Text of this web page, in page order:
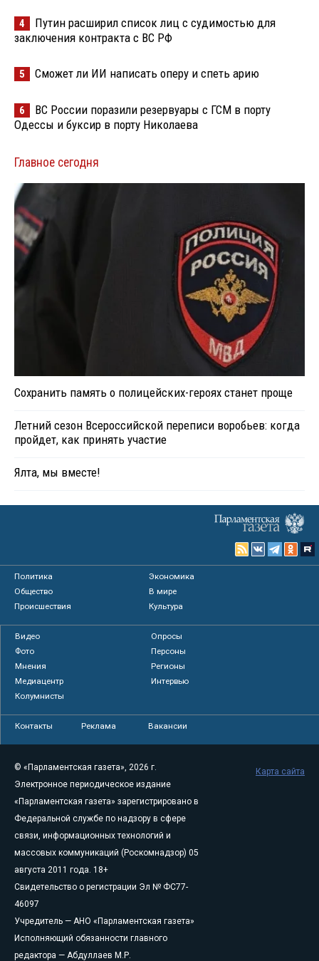
4
Путин расширил список лиц с судимостью для
заключения контракта с ВС РФ
5 Сможет ли ИИ написать оперу и спеть арию
6
ВС России поразили резервуары с ГСМ в порту
Одессы и буксир в порту Николаева
Главное сегодня
Сохранить память о полицейских-героях станет проще
Летний сезон Всероссийской переписи воробьев: когда
пройдет, как принять участие
Ялта, мы вместе!
Политика
Экономика
Общество
В мире
Происшествия
Культура
Видео
Опросы
Фото
Персоны
Мнения
Регионы
Медиацентр
Интервью
Колумнисты
Контакты Реклама Вакансии
© «Парламентская газета», 2026 г.
Электронное периодическое издание
«Парламентская газета» зарегистрировано в
Федеральной службе по надзору в сфере
связи, информационных технологий и
массовых коммуникаций (Роскомнадзор) 05
августа 2011 года. 18+
Свидетельство о регистрации Эл № ФС77-
46097
Учредитель — АНО «Парламентская газета»
Исполняющий обязанности главного
редактора — Абдуллаев М.Р.
Карта сайта